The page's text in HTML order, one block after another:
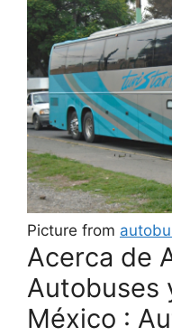
Picture from
Acerca de
Autobuses
México :